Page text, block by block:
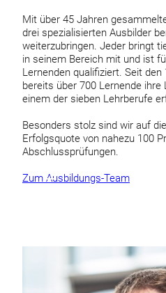
Mit über 45 Jahren
drei spezialisierten Ausbilder
weiterzubringen. Jeder bringt
in seinem Bereich mit und ist
Lernenden qualifiziert. Seit
bereits über 700 Lernende ihre
einem der sieben Lehrberufe
Besonders stolz sind wir auf
Erfolgsquote von nahezu 100
Abschlussprüfungen.
Zum Ausbildungs-Team